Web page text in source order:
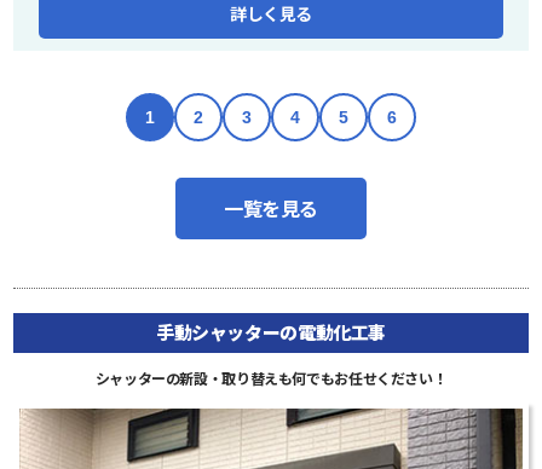
詳しく見る
1 2 3 4 5 6
一覧を見る
手動シャッターの電動化工事
シャッターの新設・取り替えも何でもお任せください！